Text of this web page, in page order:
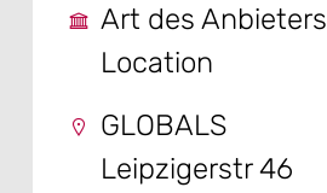
Art des Anbieters
Location
GLOBALS
Leipzigerstr 46